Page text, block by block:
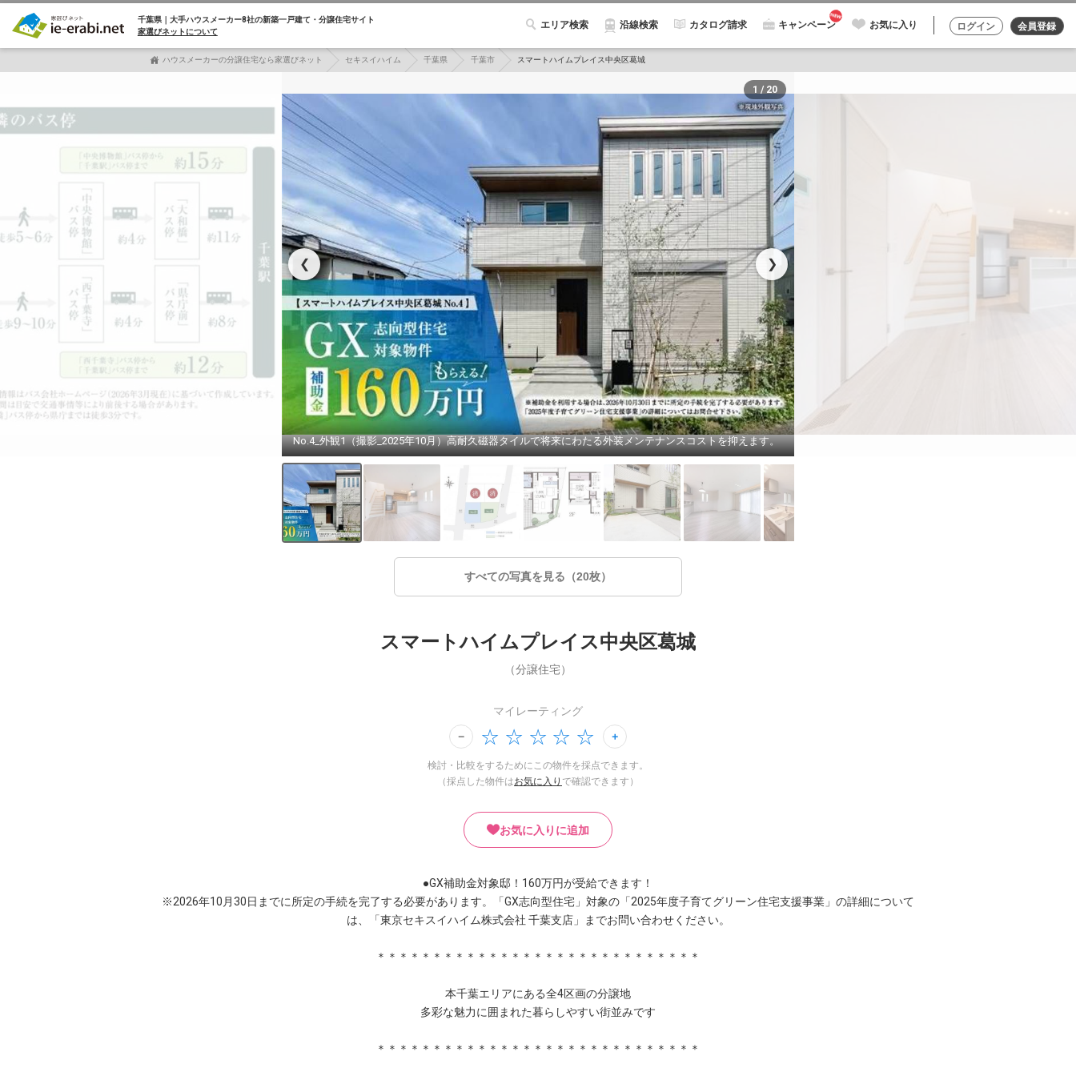
千葉県｜大手ハウスメーカー8社の新築一戸建て・分譲住宅サイト
家選びネットについて
エリア検索 沿線検索 カタログ請求 キャンペーン お気に入り ログイン 会員登録
ハウスメーカーの分譲住宅なら家選びネット セキスイハイム 千葉県 千葉市 スマートハイムプレイス中央区葛城
❮
No.4_外観1（撮影_2025年10月）高耐久磁器タイルで将来にわたる外装メンテナンスコストを抑えます。
❯
1 / 20
すべての写真を見る（20枚）
スマートハイムプレイス中央区葛城
（分譲住宅）
マイレーティング
検討・比較をするためにこの物件を採点できます。
（採点した物件はお気に入り で確認できます）
お気に入りに追加
●GX補助金対象邸！160万円が受給できます！
※2026年10月30日までに所定の手続を完了する必要があります。「GX志向型住宅」対象の「2025年度子育てグリーン住宅支援事業」の詳細について
は、「東京セキスイハイム株式会社 千葉支店」までお問い合わせください。
＊＊＊＊＊＊＊＊＊＊＊＊＊＊＊＊＊＊＊＊＊＊＊＊＊＊＊＊＊
本千葉エリアにある全4区画の分譲地
多彩な魅力に囲まれた暮らしやすい街並みです
＊＊＊＊＊＊＊＊＊＊＊＊＊＊＊＊＊＊＊＊＊＊＊＊＊＊＊＊＊